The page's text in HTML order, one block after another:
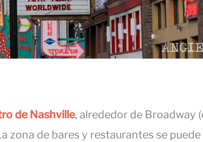
de Nashville, alrededor de Broadway
zona de bares y restaurantes se